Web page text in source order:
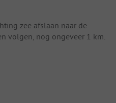
zee afslaan naar de
volgen, nog ongeveer 1 km.